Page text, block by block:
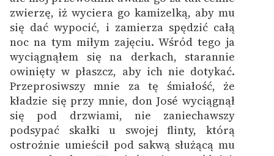
zwierzę, iż wyciera go kamizelką, aby mu
się dać wypocić, i zamierza spędzić całą
noc na tym miłym zajęciu. Wśród tego ja
wyciągnąłem się na derkach, starannie
owinięty w płaszcz, aby ich nie dotykać.
Przeprosiwszy mnie za tę śmiałość, że
kładzie się przy mnie, don José wyciągnął
się pod drzwiami, nie zaniechawszy
podsypać skałki u swojej flinty, którą
ostrożnie umieścił pod sakwą służącą mu